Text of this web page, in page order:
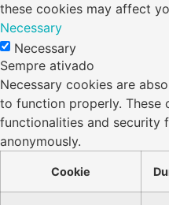
these cookies may affect
Necessary
Necessary
Sempre ativado
Necessary cookies are
to function properly. These
functionalities and security
anonymously.
Cookie